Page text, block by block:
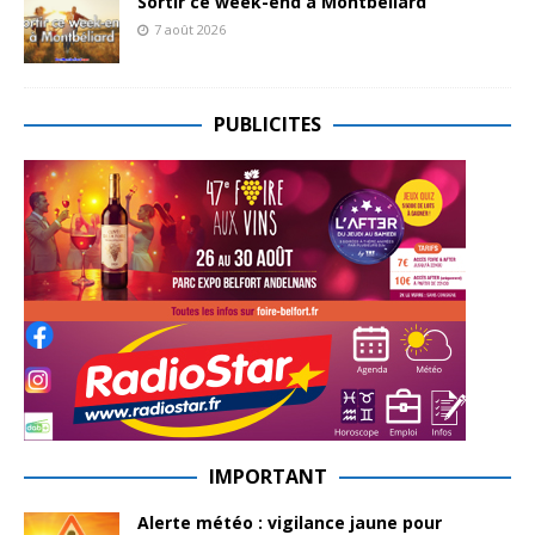
7 août 2026
PUBLICITES
IMPORTANT
Alerte météo : vigilance jaune pour